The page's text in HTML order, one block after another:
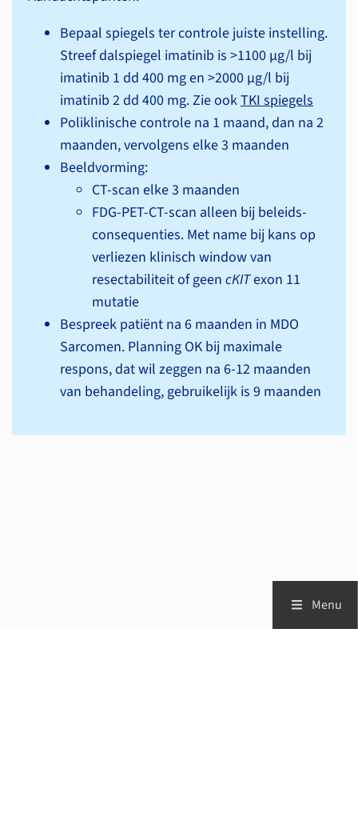
Bepaal spiegels ter controle juiste instelling.
Streef dalspiegel imatinib is >1100 µg/l bij
imatinib 1 dd 400 mg en >2000 µg/l bij
imatinib 2 dd 400 mg. Zie ookTKI spiegels
Poliklinische controle na 1 maand, dan na 2
maanden, vervolgens elke 3 maanden
Beeldvorming:
CT-scan elke 3 maanden
FDG-PET-CT-scan alleen bij beleids­
consequenties. Met name bij kans op
verliezen klinisch window van
resectabiliteit of geen cKITexon 11
mutatie
Bespreek patiënt na 6 maanden in MDO
Sarcomen. Planning OK bij maximale
respons, dat wil zeggen na 6-12 maanden
van behandeling, gebruikelijk is 9 maanden
Menu